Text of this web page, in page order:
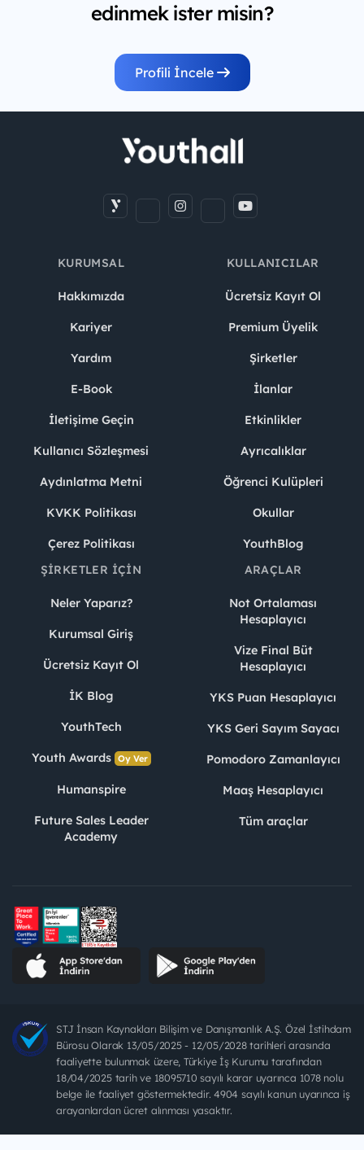
edinmek ister misin?
Profili İncele
KURUMSAL
Hakkımızda
Kariyer
Yardım
E-Book
İletişime Geçin
Kullanıcı Sözleşmesi
Aydınlatma Metni
KVKK Politikası
Çerez Politikası
KULLANICILAR
Ücretsiz Kayıt Ol
Premium Üyelik
Şirketler
İlanlar
Etkinlikler
Ayrıcalıklar
Öğrenci Kulüpleri
Okullar
YouthBlog
ŞIRKETLER İÇIN
Neler Yaparız?
Kurumsal Giriş
Ücretsiz Kayıt Ol
İK Blog
YouthTech
Youth Awards Oy Ver
Humanspire
Future Sales Leader
Academy
ARAÇLAR
Not Ortalaması
Hesaplayıcı
Vize Final Büt
Hesaplayıcı
YKS Puan Hesaplayıcı
YKS Geri Sayım Sayacı
Pomodoro Zamanlayıcı
Maaş Hesaplayıcı
Tüm araçlar
STJ İnsan Kaynakları Bilişim ve Danışmanlık A.Ş. Özel İstihdam
Bürosu Olarak 13/05/2025 - 12/05/2028 tarihleri arasında
faaliyette bulunmak üzere, Türkiye İş Kurumu tarafından
18/04/2025 tarih ve 18095710 sayılı karar uyarınca 1078 nolu
belge ile faaliyet göstermektedir. 4904 sayılı kanun uyarınca iş
arayanlardan ücret alınması yasaktır.